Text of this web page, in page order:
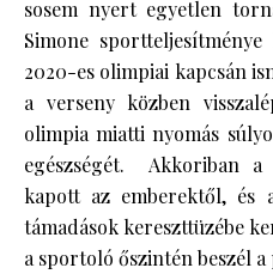
sosem nyert egyetlen
Simone
2020-es olimpiai kapcsán
a verseny közben
olimpia miatti nyomás
egészségét. Akkoriban
kapott az emberektől, és
támadások kereszttüzébe
a sportoló őszintén beszél